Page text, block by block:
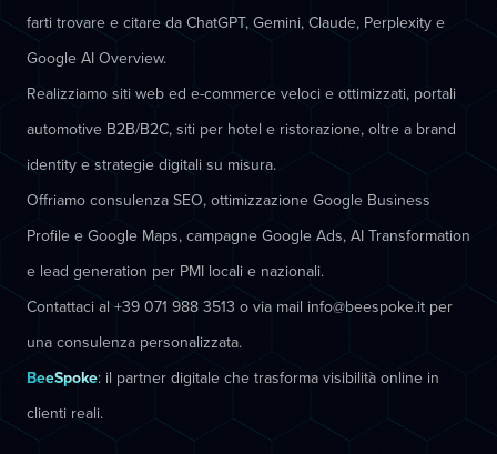
farti trovare e citare da ChatGPT, Gemini, Claude, Perplexity e
Google AI Overview.
Realizziamo siti web ed e-commerce veloci e ottimizzati, portali
automotive B2B/B2C, siti per hotel e ristorazione, oltre a brand
identity e strategie digitali su misura.
Offriamo consulenza SEO, ottimizzazione Google Business
Profile e Google Maps, campagne Google Ads, AI Transformation
e lead generation per PMI locali e nazionali.
Contattaci al +39 071 988 3513 o via mail info@beespoke.it per
una consulenza personalizzata.
BeeSpoke: il partner digitale che trasforma visibilità online in
clienti reali.